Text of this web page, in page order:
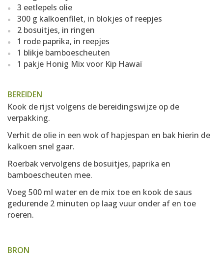
3 eetlepels olie
300 g kalkoenfilet, in blokjes of reepjes
2 bosuitjes, in ringen
1 rode paprika, in reepjes
1 blikje bamboescheuten
1 pakje Honig Mix voor Kip Hawaï
BEREIDEN
Kook de rijst volgens de bereidingswijze op de
verpakking.
Verhit de olie in een wok of hapjespan en bak hierin de
kalkoen snel gaar.
Roerbak vervolgens de bosuitjes, paprika en
bamboescheuten mee.
Voeg 500 ml water en de mix toe en kook de saus
gedurende 2 minuten op laag vuur onder af en toe
roeren.
BRON